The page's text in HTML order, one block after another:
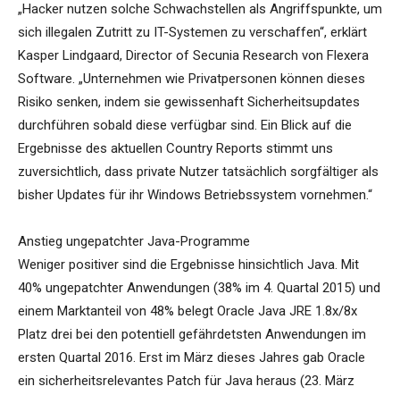
„Hacker nutzen solche Schwachstellen als Angriffspunkte, um
sich illegalen Zutritt zu IT-Systemen zu verschaffen“, erklärt
Kasper Lindgaard, Director of Secunia Research von Flexera
Software. „Unternehmen wie Privatpersonen können dieses
Risiko senken, indem sie gewissenhaft Sicherheitsupdates
durchführen sobald diese verfügbar sind. Ein Blick auf die
Ergebnisse des aktuellen Country Reports stimmt uns
zuversichtlich, dass private Nutzer tatsächlich sorgfältiger als
bisher Updates für ihr Windows Betriebssystem vornehmen.“
Anstieg ungepatchter Java-Programme
Weniger positiver sind die Ergebnisse hinsichtlich Java. Mit
40% ungepatchter Anwendungen (38% im 4. Quartal 2015) und
einem Marktanteil von 48% belegt Oracle Java JRE 1.8x/8x
Platz drei bei den potentiell gefährdetsten Anwendungen im
ersten Quartal 2016. Erst im März dieses Jahres gab Oracle
ein sicherheitsrelevantes Patch für Java heraus (23. März